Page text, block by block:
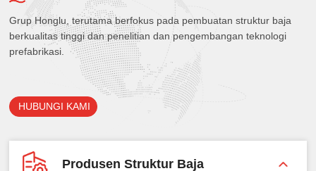
Grup Honglu, terutama berfokus pada pembuatan struktur baja
berkualitas tinggi dan penelitian dan pengembangan teknologi
prefabrikasi.
HUBUNGI KAMI
Produsen Struktur Baja